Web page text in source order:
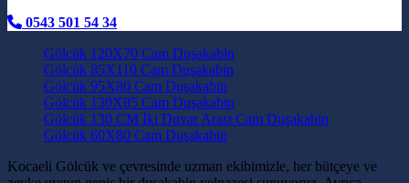
0543 501 54 34
Gölcük 120X70 Cam Duşakabin
Gölcük 85X110 Cam Duşakabin
Gölcük 95X80 Cam Duşakabin
Gölcük 130X85 Cam Duşakabin
Gölcük 130 CM İki Duvar Arası Cam Duşakabin
Gölcük 60X80 Cam Duşakabin
Kocaeli Gölcük ve çevresinde uzman ekibimizle, her bütçeye ve